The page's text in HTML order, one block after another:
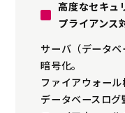
高度なセキュ
プライアンス
サーバ（データ
暗号化。
ファイアウォール
データベースログ